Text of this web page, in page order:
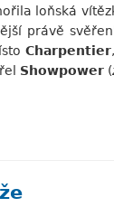
loňská
právě
Charpentier
Showpower (